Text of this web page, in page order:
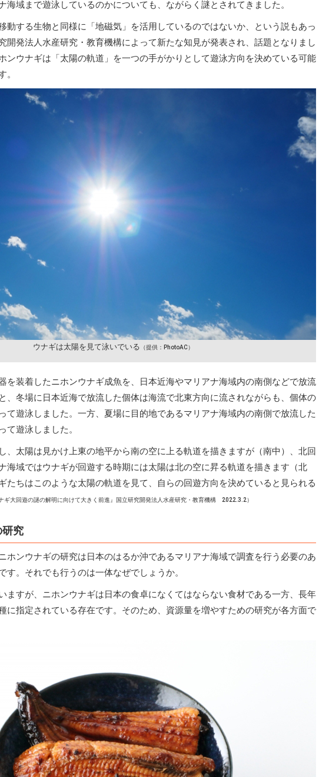
海域まで遊泳しているのかについても、ながらく謎とされてきました。
動する生物と同様に「地磁気」を活用しているのではないか、という説もあっ
開発法人水産研究・教育機構によって新たな知見が発表され、話題となりまし
ンウナギは「太陽の軌道」を一つの手がかりとして遊泳方向を決めている可能
。
ウナギは太陽を見て泳いでいる （提供：PhotoAC）
を装着したニホンウナギ成魚を、日本近海やマリアナ海域内の南側などで放流
、冬場に日本近海で放流した個体は海流で北東方向に流されながらも、個体の
て遊泳しました。一方、夏場に目的地であるマリアナ海域内の南側で放流した
て遊泳しました。
、太陽は見かけ上東の地平から南の空に上る軌道を描きますが（南中）、北回
海域ではウナギが回遊する時期には太陽は北の空に昇る軌道を描きます（北
たちはこのような太陽の軌道を見て、自らの回遊方向を決めていると見られる
ギ大回遊の謎の解明に向けて大きく前進』国立研究開発法人水産研究・教育機構 2022.3.2）
研究
ホンウナギの研究は日本のはるか沖であるマリアナ海域で調査を行う必要のあ
す。それでも行うのは一体なぜでしょうか。
ますが、ニホンウナギは日本の食卓になくてはならない食材である一方、長年
に指定されている存在です。そのため、資源量を増やすための研究が各方面で